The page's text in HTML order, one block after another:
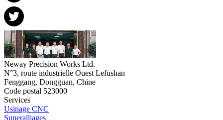
Neway Precision Works Ltd.
N°3, route industrielle Ouest Lefushan
Fenggang, Dongguan, Chine
Code postal 523000
Services
Usinage CNC
Superalliages